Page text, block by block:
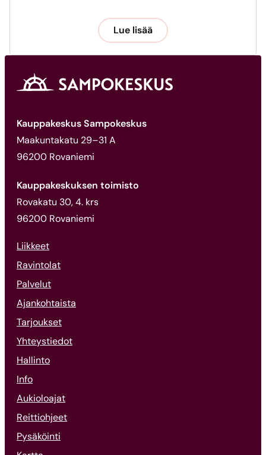
Lue lisää
Kauppakeskus Sampokeskus
Maakuntakatu 29–31 A
96200 Rovaniemi
Kauppakeskuksen toimisto
Rovakatu 30, 4. krs
96200 Rovaniemi
Liikkeet
Ravintolat
Palvelut
Ajankohtaista
Tarjoukset
Yhteystiedot
Hallinto
Info
Aukioloajat
Reittiohjeet
Pysäköinti